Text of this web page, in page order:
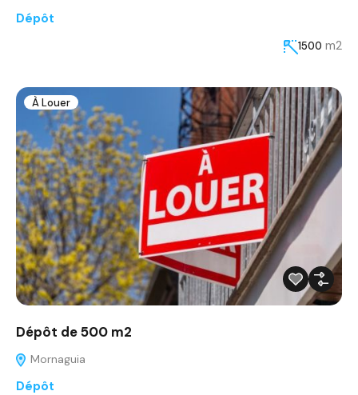
Dépôt
1500 m2
À Louer
Dépôt de 500 m2
Mornaguia
Dépôt